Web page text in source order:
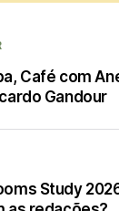
Café com
Gandour
Study